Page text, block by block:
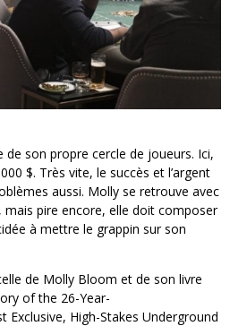
son propre cercle de joueurs. Ici,
$. Très vite, le succès et l’argent
aussi. Molly se retrouve avec
mais pire encore, elle doit composer
à mettre le grappin sur son
de Molly Bloom et de son livre
of the 26-Year-
High-Stakes Underground